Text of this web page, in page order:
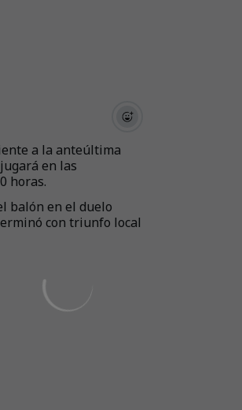
a la anteúltima
en las
horas.
balón en el duelo
con triunfo local